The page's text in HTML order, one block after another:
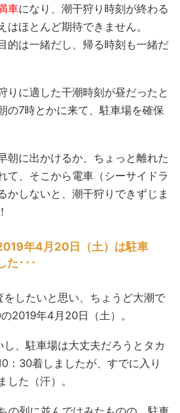
車になり、潮干狩り時刻が終わる
はほとんど期待できません。
的は一緒だし、帰る時刻も一緒だ
りに適した干潮時刻が昼だったと
の7時とかに来て、駐車場を確保
朝に出かけるか、ちょっと離れた
て、そこから電車（シーサイドラ
かしないと、潮干狩りできずじま
年4月20日（土）は駐車
た･･･
をしたいと思い、ちょうど大潮で
2019年4月20日（土）。
し、駐車場は大丈夫だろうとタカ
：30着しましたが、すでに入り
した（汗）。